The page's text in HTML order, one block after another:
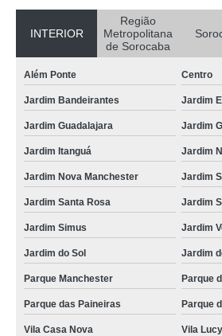
INTERIOR
Região
Metropolitana
de Sorocaba
Além Ponte Centro
Jardim Bandeirantes Jardim
Jardim Guadalajara Jardim
Jardim Itanguá Jardim
Jardim Nova Manchester Jardim
Jardim Santa Rosa Jardim
Jardim Simus Jardim
Jardim do Sol Jardim
Parque Manchester Parque
Parque das Paineiras Parque
Vila Casa Nova Vila Lucy